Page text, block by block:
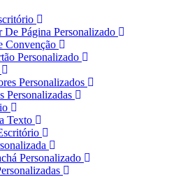
De Página Personalizado
Convenção
Personalizado
Personalizados
Personalizadas
Texto
Personalizado